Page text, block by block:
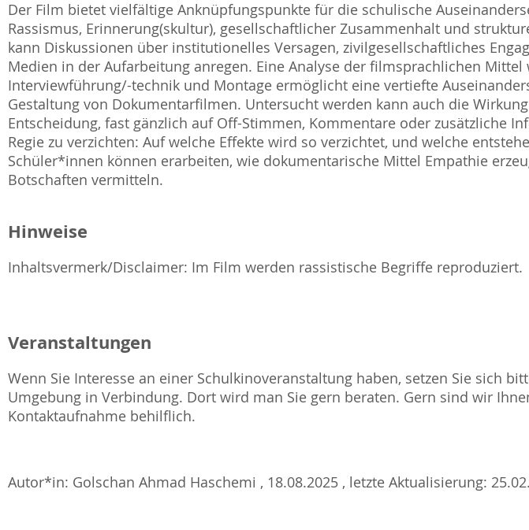
Der Film bietet vielfältige Anknüpfungspunkte für die schulische
Rassismus, Erinnerung(skultur), gesellschaftlicher Zusammenhalt und
kann Diskussionen über institutionelles Versagen, zivilgesellschaftliches
Medien in der Aufarbeitung anregen. Eine Analyse der filmsprachlichen Mittel
Interviewführung/-technik und Montage ermöglicht eine vertiefte
Gestaltung von Dokumentarfilmen. Untersucht werden kann auch die
Entscheidung, fast gänzlich auf Off-Stimmen, Kommentare oder zusätzliche
Regie zu verzichten: Auf welche Effekte wird so verzichtet, und welche
Schüler*innen können erarbeiten, wie dokumentarische Mittel Empathie
Botschaften vermitteln.
Hinweise
Inhaltsvermerk/Disclaimer: Im Film werden rassistische Begriffe reproduziert.
Veranstaltungen
Wenn Sie Interesse an einer Schulkinoveranstaltung haben, setzen Sie sich
Umgebung in Verbindung. Dort wird man Sie gern beraten. Gern sind wir
Kontaktaufnahme behilflich.
Autor*in: Golschan Ahmad Haschemi , 18.08.2025 , letzte Aktualisierung: